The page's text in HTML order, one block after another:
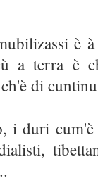
è
a terra è
di
i duri